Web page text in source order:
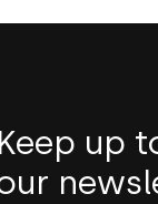
Keep up